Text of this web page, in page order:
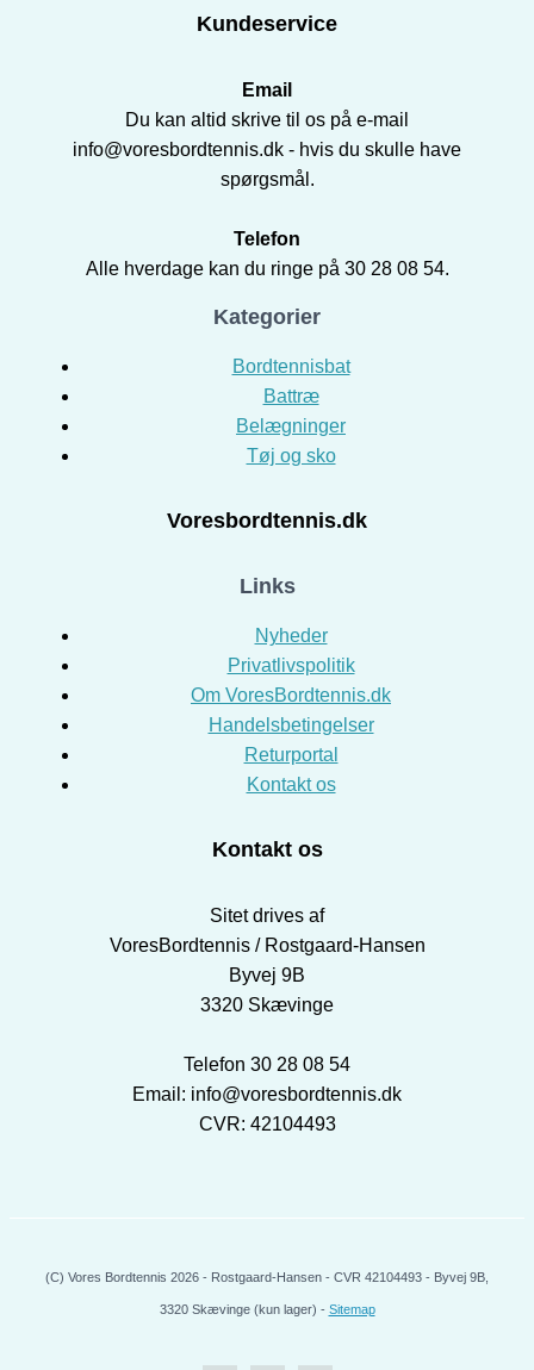
Kundeservice
Email
Du kan altid skrive til os på e-mail
info@voresbordtennis.dk - hvis du skulle have
spørgsmål.
Telefon
Alle hverdage kan du ringe på 30 28 08 54.
Kategorier
Bordtennisbat
Battræ
Belægninger
Tøj og sko
Voresbordtennis.dk
Links
Nyheder
Privatlivspolitik
Om VoresBordtennis.dk
Handelsbetingelser
Returportal
Kontakt os
Kontakt os
Sitet drives af
VoresBordtennis / Rostgaard-Hansen
Byvej 9B
3320 Skævinge
Telefon 30 28 08 54
Email: info@voresbordtennis.dk
CVR: 42104493
(C) Vores Bordtennis 2026 - Rostgaard-Hansen - CVR 42104493 - Byvej 9B,
3320 Skævinge (kun lager) - Sitemap